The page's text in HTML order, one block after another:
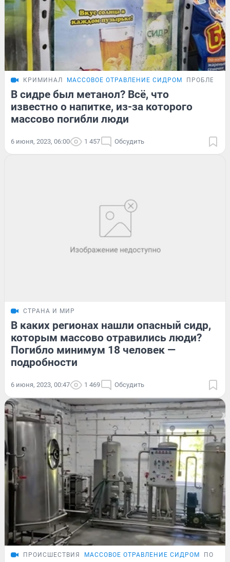
КРИМИНАЛ МАССОВОЕ ОТРАВЛЕНИЕ СИДРОМ ПРОБЛЕМА
В сидре был метанол? Всё, что
известно о напитке, из-за которого
массово погибли люди
6 июня, 2023, 06:00 1 457 Обсудить
СТРАНА И МИР
В каких регионах нашли опасный сидр,
которым массово отравились люди?
Погибло минимум 18 человек —
подробности
6 июня, 2023, 00:47 1 469 Обсудить
ПРОИСШЕСТВИЯ МАССОВОЕ ОТРАВЛЕНИЕ СИДРОМ